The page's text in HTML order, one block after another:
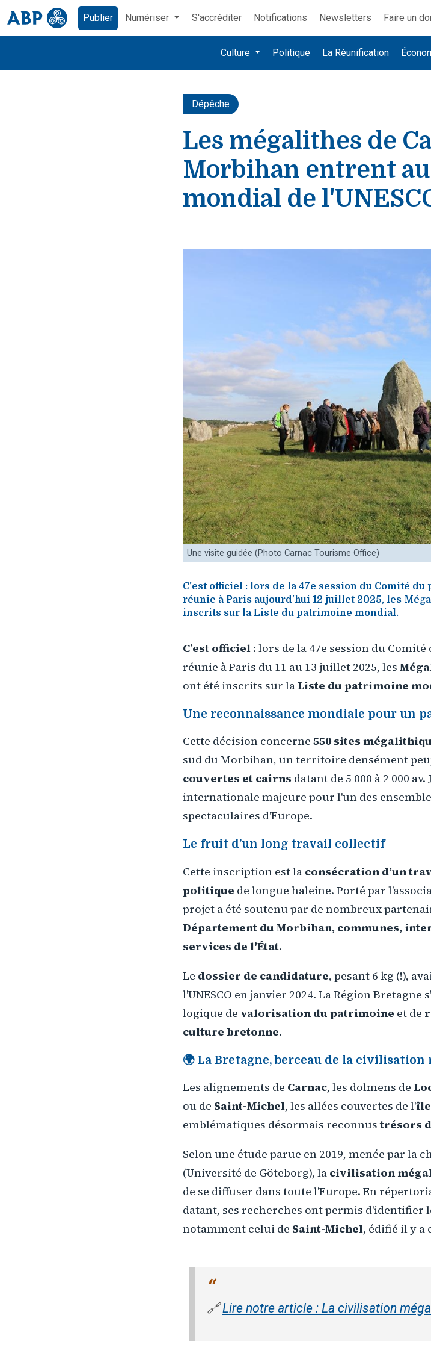
Publier Numériser S'accréditer Notifications Newsletters Faire un
Culture Politique La Réunification
Dépêche
Les mégalithes de
Morbihan entrent
mondial de
Une visite guidée (Photo Carnac Tourisme Office)
C’est officiel : lors de la 47e session du Comité
réunie à Paris aujourd'hui 12 juillet 2025, les
inscrits sur la Liste du patrimoine mondial.
C’est officiel : lors de la 47e session du
réunie à Paris du 11 au 13 juillet 2025, les
ont été inscrits sur laListe du patrimoine
Une reconnaissance mondiale pour un
Cette décision concerne 550 sites
sud du Morbihan, un territoire densément
couvertes et cairns datant de 5 000 à 2 000
internationale majeure pour l'un des
spectaculaires d'Europe.
Le fruit d’un long travail collectif
Cette inscription est la consécration d’un
politique de longue haleine. Porté par
projet a été soutenu par de nombreux
Département du Morbihan, communes,
services de l'État.
Le dossier de candidature, pesant 6 kg (!),
l'UNESCO en janvier 2024. La Région
logique de valorisation du patrimoine et de
culture bretonne.
🌍 La Bretagne, berceau de la
Les alignements de Carnac, les dolmens de
ou de Saint-Michel, les allées couvertes de l'
emblématiques désormais reconnustrésors
Selon une étude parue en 2019, menée par la
(Université de Göteborg), la civilisation
de se diffuser dans toute l'Europe. En
datant, ses recherches ont permis d'identifier
notamment celui de Saint-Michel, édifié il y a
🔗Lire notre article : La civilisation